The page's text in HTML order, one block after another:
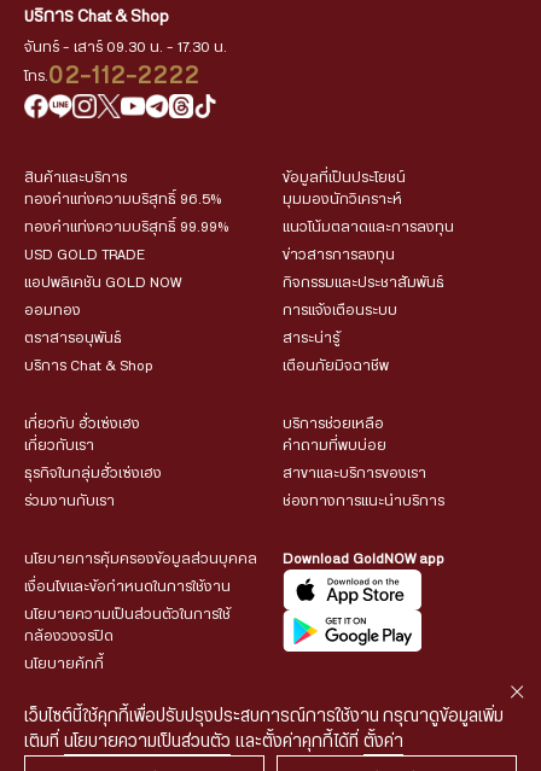
บริการ Chat & Shop
จันทร์ - เสาร์ 09.30 น. - 17.30 น.
โทร. 02-112-2222
สินค้าและบริการ
ทองคำแท่งความบริสุทธิ์ 96.5%
ทองคำแท่งความบริสุทธิ์ 99.99%
USD GOLD TRADE
แอปพลิเคชัน GOLD NOW
ออมทอง
ตราสารอนุพันธ์
บริการ Chat & Shop
ข้อมูลที่เป็นประโยชน์
มุมมองนักวิเคราะห์
แนวโน้มตลาดและการลงทุน
ข่าวสารการลงทุน
กิจกรรมและประชาสัมพันธ์
การแจ้งเตือนระบบ
สาระน่ารู้
เตือนภัยมิจฉาชีพ
เกี่ยวกับ ฮั่วเซ่งเฮง
เกี่ยวกับเรา
ธุรกิจในกลุ่มฮั่วเซ่งเฮง
ร่วมงานกับเรา
บริการช่วยเหลือ
คำถามที่พบบ่อย
สาขาและบริการของเรา
ช่องทางการแนะนำบริการ
นโยบายการคุ้มครองข้อมูลส่วนบุคคล
เงื่อนไขและข้อกำหนดในการใช้งาน
นโยบายความเป็นส่วนตัวในการใช้
กล้องวงจรปิด
นโยบายคุ้กกี้
Download GoldNOW app
เว็บไซต์นี้ใช้คุกกี้เพื่อปรับปรุงประสบการณ์การใช้งาน กรุณาดูข้อมูลเพิ่ม
เติมที่ นโยบายความเป็นส่วนตัว และตั้งค่าคุกกี้ได้ที่ ตั้งค่า